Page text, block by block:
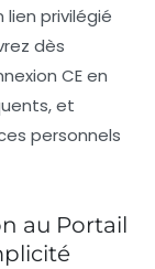
privilégié
dès
CE en
et
personnels
au Portail